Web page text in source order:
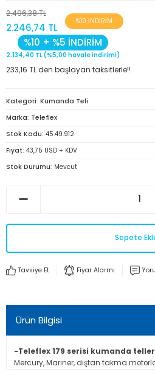
2.496,38 TL
2.246,74 TL
%10 İNDİRİM
%10 + %5 İNDİRİM
2.134,40 TL (%5,00 havale indirimi)
233,16 TL den başlayan taksitlerle!!
Kategori Kumanda Teli
Marka Teleflex
Stok Kodu 45.49.912
Fiyat 43,75 USD + KDV
Stok Durumu Mevcut
Sepete
Tavsiye Et Fiyar Alarmı
Ürün Bilgisi
-Teleflex 179 serisi kumanda
Mercury, Mariner, dıştan takma